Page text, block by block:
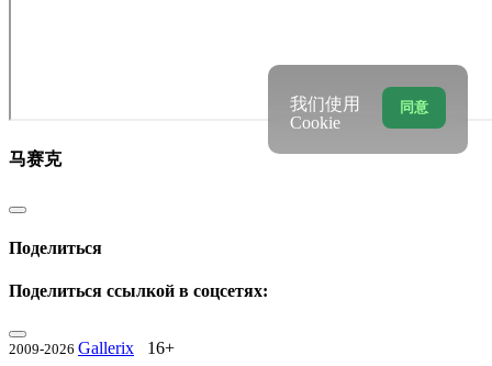
马赛克
Поделиться
Поделиться ссылкой в соцсетях:
2009-2026 Gallerix 16+
同意
我们使用
Cookie